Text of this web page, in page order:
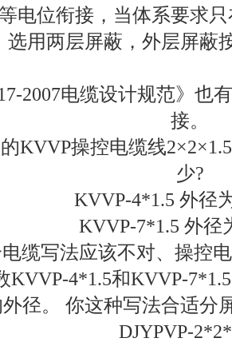
电位衔接，当体系要求
选用两层屏蔽，外层屏蔽
2007电缆设计规范》
接。
KVVP操控电缆线
少?
KVVP-4*1.5 外径
KVVP-7*1.5 外径
电缆写法应该不对、操控
KVVP-4*1.5和KVVP-
径。 你这种写法合适分
DJYPVP-